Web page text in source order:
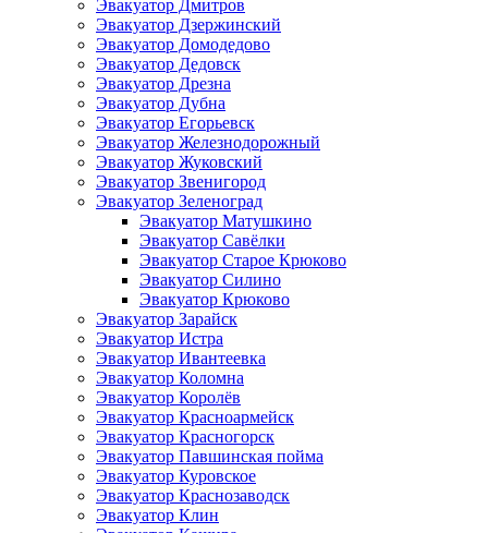
Эвакуатор Дмитров
Эвакуатор Дзержинский
Эвакуатор Домодедово
Эвакуатор Дедовск
Эвакуатор Дрезна
Эвакуатор Дубна
Эвакуатор Егорьевск
Эвакуатор Железнодорожный
Эвакуатор Жуковский
Эвакуатор Звенигород
Эвакуатор Зеленоград
Эвакуатор Матушкино
Эвакуатор Савёлки
Эвакуатор Старое Крюково
Эвакуатор Силино
Эвакуатор Крюково
Эвакуатор Зарайск
Эвакуатор Истра
Эвакуатор Ивантеевка
Эвакуатор Коломна
Эвакуатор Королёв
Эвакуатор Красноармейск
Эвакуатор Красногорск
Эвакуатор Павшинская пойма
Эвакуатор Куровское
Эвакуатор Краснозаводск
Эвакуатор Клин